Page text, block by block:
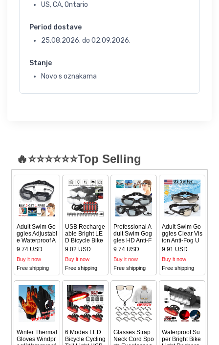
US, CA, Ontario
Period dostave
25.08.2026. do 02.09.2026.
Stanje
Novo s oznakama